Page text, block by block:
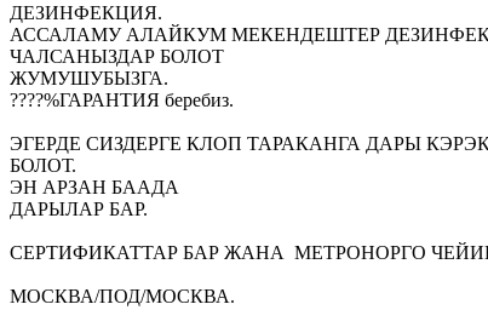
ДЕЗИНФЕКЦИЯ.
АССАЛАМУ АЛАЙКУМ МЕКЕНДЕШТЕР
ЧАЛСАНЫЗДАР БОЛОТ
ЖУМУШУБЫЗГА.
????%ГАРАНТИЯ беребиз.
ЭГЕРДЕ СИЗДЕРГЕ КЛОП ТАРАКАНГА ДАРЫ
БОЛОТ.
ЭН АРЗАН БААДА
ДАРЫЛАР БАР.
СЕРТИФИКАТТАР БАР ЖАНА МЕТРОНОРГО
МОСКВА/ПОД/МОСКВА.